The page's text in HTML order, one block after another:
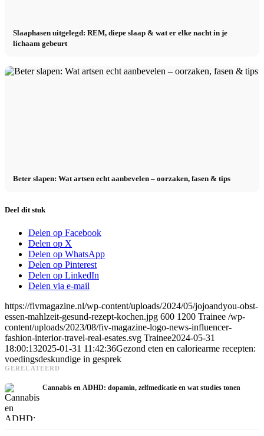
Slaaphasen uitgelegd: REM, diepe slaap & wat er elke nacht in je
lichaam gebeurt
Beter slapen: Wat artsen echt aanbevelen – oorzaken, fasen & tips
Deel dit stuk
Delen op Facebook
Delen op X
Delen op WhatsApp
Delen op Pinterest
Delen op LinkedIn
Delen via e-mail
https://fivmagazine.nl/wp-content/uploads/2024/05/jojoandyou-obst-
essen-mahlzeit-gesund-rezept-kochen.jpg 600 1200 Trainee /wp-
content/uploads/2023/08/fiv-magazine-logo-news-influencer-
fashion-interior-travel-real-esates.svg Trainee2024-05-31
18:00:132025-01-31 11:42:36Gezond eten en caloriearme recepten:
voedingsdeskundige in gesprek
GERELATEERD
Cannabis en ADHD: dopamin, zelfmedicatie en wat studies tonen